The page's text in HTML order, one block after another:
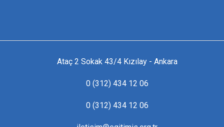
Ataç 2 Sokak 43/4 Kızılay - Ankara
0 (312) 434 12 06
0 (312) 434 12 06